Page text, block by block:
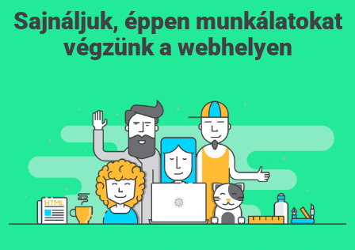
Sajnáljuk, éppen munkálatokat
végzünk a webhelyen